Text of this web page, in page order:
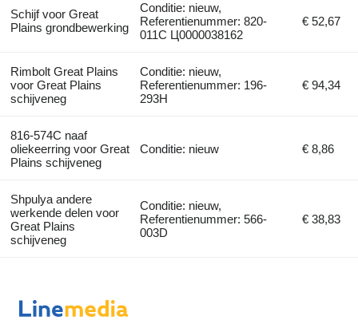
Schijf voor Great
Plains grondbewerking
Conditie: nieuw,
Referentienummer: 820-
011C Ц0000038162
€ 52,67
Rimbolt Great Plains
voor Great Plains
schijveneg
Conditie: nieuw,
Referentienummer: 196-
293H
€ 94,34
816-574C naaf
oliekeerring voor Great
Plains schijveneg
Conditie: nieuw € 8,86
Shpulya andere
werkende delen voor
Great Plains
schijveneg
Conditie: nieuw,
Referentienummer: 566-
003D
€ 38,83